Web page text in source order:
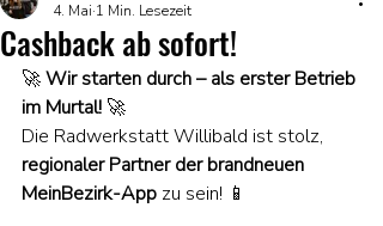
Cashback ab sofort!
4. Mai 1 Min. Lesezeit
🚀 Wir starten durch – als erster Betrieb
im Murtal! 🚀
Die Radwerkstatt Willibald ist stolz,
regionaler Partner der brandneuen
MeinBezirk-App zu sein! 📱